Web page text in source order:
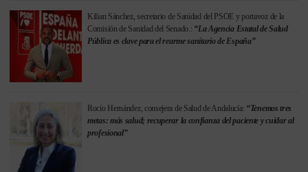
Kilian Sánchez, secretario de Sanidad del PSOE y portavoz de la
Comisión de Sanidad del Senado.: “La Agencia Estatal de Salud
Pública es clave para el rearme sanitario de España”
Rocío Hernández, consejera de Salud de Andalucía: “Tenemos tres
metas: más salud; recuperar la confianza del paciente y cuidar al
profesional”